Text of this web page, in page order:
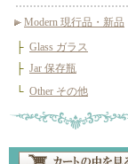
Modern 現行品・新品
├ Glass ガラス
├ Jar 保存瓶
└ Other その他